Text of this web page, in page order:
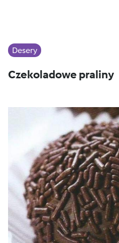
Desery
Czekoladowe praliny